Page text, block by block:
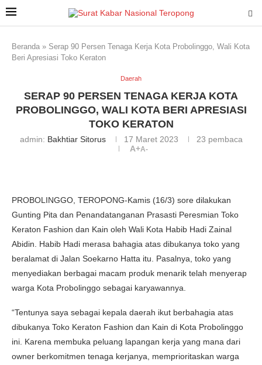
Beranda » Serap 90 Persen Tenaga Kerja Kota Probolinggo, Wali Kota
Beri Apresiasi Toko Keraton
Daerah
SERAP 90 PERSEN TENAGA KERJA KOTA
PROBOLINGGO, WALI KOTA BERI APRESIASI
TOKO KERATON
admin: Bakhtiar Sitorus 17 Maret 2023 23 pembaca
A+A-
PROBOLINGGO, TEROPONG-Kamis (16/3) sore dilakukan
Gunting Pita dan Penandatanganan Prasasti Peresmian Toko
Keraton Fashion dan Kain oleh Wali Kota Habib Hadi Zainal
Abidin. Habib Hadi merasa bahagia atas dibukanya toko yang
beralamat di Jalan Soekarno Hatta itu. Pasalnya, toko yang
menyediakan berbagai macam produk menarik telah menyerap
warga Kota Probolinggo sebagai karyawannya.
“Tentunya saya sebagai kepala daerah ikut berbahagia atas
dibukanya Toko Keraton Fashion dan Kain di Kota Probolinggo
ini. Karena membuka peluang lapangan kerja yang mana dari
owner berkomitmen tenaga kerjanya, memprioritaskan warga